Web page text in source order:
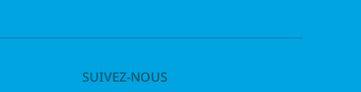
SUIVEZ-NOUS